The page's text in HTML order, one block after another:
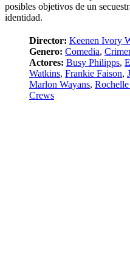
posibles objetivos de un
identidad.
Director: Keenen Ivory
Genero: Comedia,
Actores: Busy Philipps,
Watkins, Frankie Faison,
Marlon Wayans,
Crews